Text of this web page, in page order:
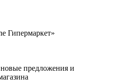
Гипермаркет»
предложения и